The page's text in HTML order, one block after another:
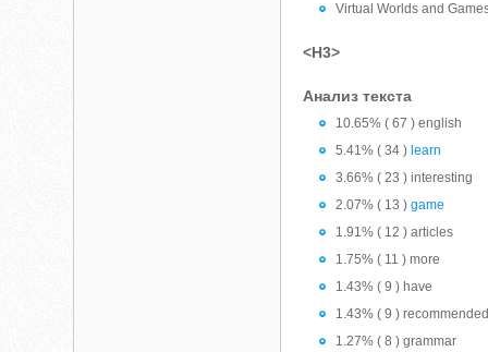
Virtual Worlds and
<H3>
Анализ текста
10.65% ( 67 ) english
5.41% ( 34 ) learn
3.66% ( 23 ) interesting
2.07% ( 13 )game
1.91% ( 12 ) articles
1.75% ( 11 ) more
1.43% ( 9 ) have
1.43% ( 9 ) recommended
1.27% ( 8 ) grammar